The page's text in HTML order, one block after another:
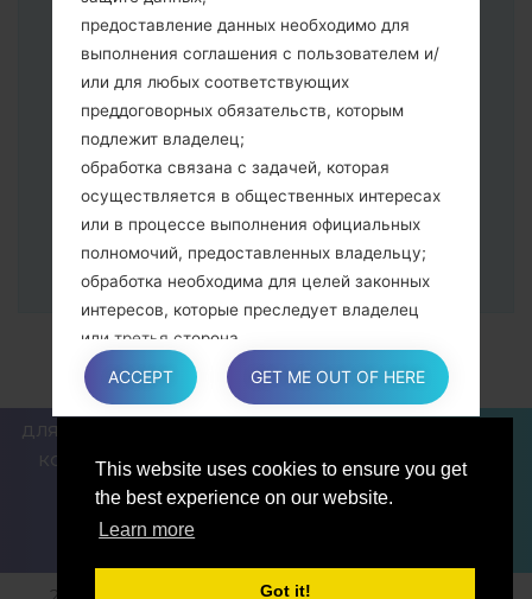
This website uses cookies to ensure you get
the best experience on our website.
Learn more
Got it!
питания и увеличения громкости
Далее подключите к компьютеру,
программа Odin должна определить
Ваш девайс и "COM port number"
появится на экране.
Укажите только "F.Reset" время и "Auto-
Reboot".
В конце нажмите кнопку "Start". Ваше
устройство перезагрузится и
отсоединится от ПК.
ДЛЯ БЛОГЕРОВ И ПИСАТЕЛЕЙ
КОНТАКТЫ
ПОЛИТИКА КОНФИДЕНЦИАЛЬНОСТИ
УСЛОВИЯ ОБСЛУЖИВАНИЯ
предоставление данных необходимо для
выполнения соглашения с пользователем и/
или для любых соответствующих
преддоговорных обязательств, которым
подлежит владелец;
обработка связана с задачей, которая
осуществляется в общественных интересах
или в процессе выполнения официальных
полномочий, предоставленных владельцу;
обработка необходима для целей законных
интересов, которые преследует владелец
или третья сторона.
В любом случае владелец охотно поможет
объяснить конкретную правовую основу,
которая применяется к обработке, и в
персональных данных обязательным или
договорным условием, или же условием,
необходимым для заключения договора.
ACCEPT GET ME OUT OF HERE